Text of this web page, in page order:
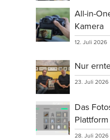
All-in-
Kamera
12. Juli 2026
Nur
23. Juli 2026
Das
Plattform
28. Juli 2026